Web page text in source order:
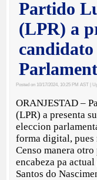
Partido
(LPR) a
Posted on 10/17/2024, 10:25 PM AST |
ORANJESTAD –
(LPR) a presenta
eleccion
forma digital, pues
Censo manera
encabeza pa
Santos do